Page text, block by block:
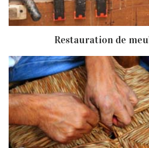
Restauration de